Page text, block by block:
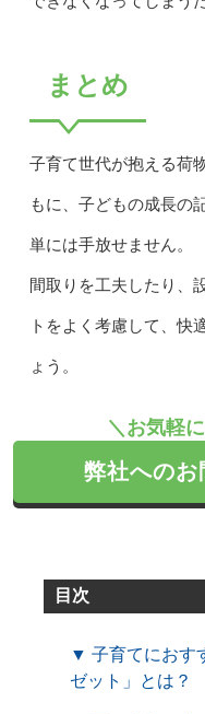
まとめ
子育て世代が抱える荷
もに、子どもの成長の
単には手放せません。
間取りを工夫したり、
トをよく考慮して、快
ょう。
＼お気軽
弊社へのお
目次
▼ 子育てにおす
ゼット」とは？